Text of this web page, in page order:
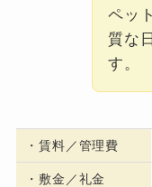
ペッ
質な
す。
・賃料／管理費
・ 敷金／礼金